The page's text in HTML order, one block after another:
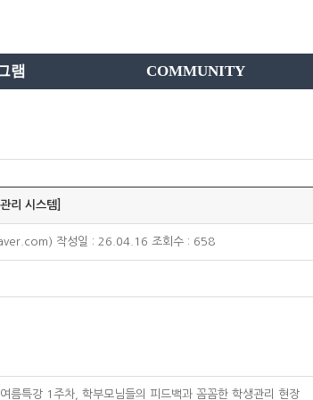
램 COMMUNITY
리 시스템]
작성일 : 26.04.16 조회수 : 658
름특강 1주차, 학부모님들의 피드백과 꼼꼼한 학생관리 현장